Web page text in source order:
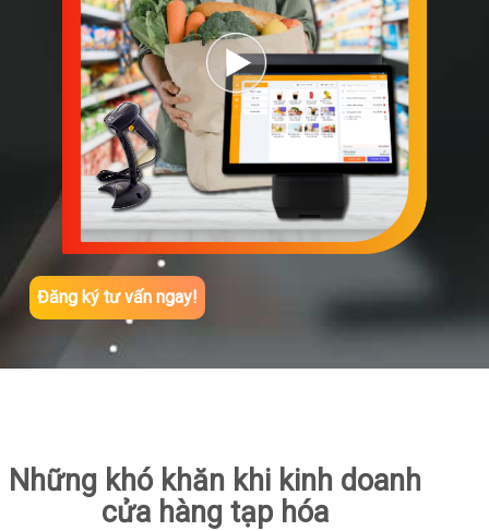
Đăng ký tư vấn ngay!
Những khó khăn khi kinh doanh
cửa hàng tạp hóa